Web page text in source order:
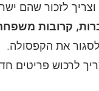
וצריך לזכור שהם
קרובות
את הקפסולה.
לרכוש פריטים